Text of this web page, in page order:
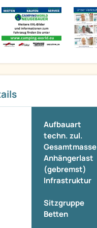
Aufbauart
techn. zul.
Gesamtmasse
Anhängerlast
(gebremst)
Infrastruktur
Sitzgruppe
Betten